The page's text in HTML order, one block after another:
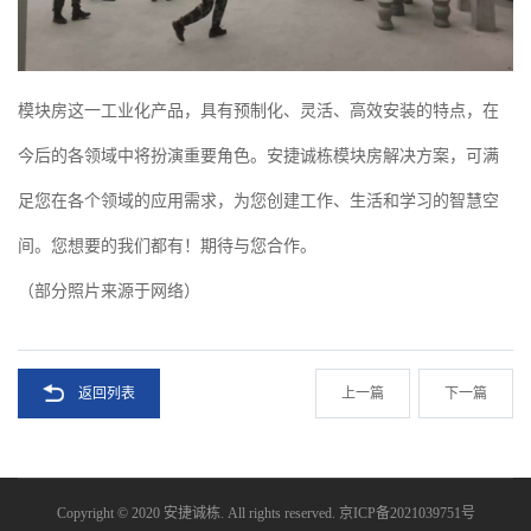
模块房这一工业化产品，具有预制化、灵活、高效安装的特点，在
今后的各领域中将扮演重要角色。安捷诚栋模块房解决方案，可满
足您在各个领域的应用需求，为您创建工作、生活和学习的智慧空
间。您想要的我们都有！期待与您合作。
（部分照片来源于网络）
返回列表 上一篇 下一篇
Copyright © 2020 安捷诚栋. All rights reserved. 京ICP备2021039751号